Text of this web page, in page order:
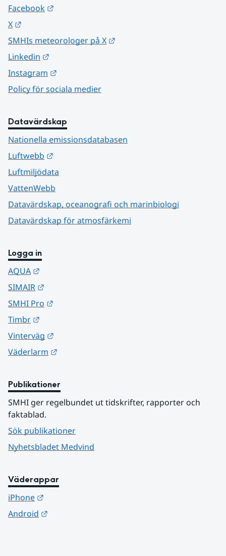
Facebook
X
SMHIs meteorologer på X
Linkedin
Instagram
Policy för sociala medier
Datavärdskap
Nationella emissionsdatabasen
Luftwebb
Luftmiljödata
VattenWebb
Datavärdskap, oceanografi och marinbiologi
Datavärdskap för atmosfärkemi
Logga in
AQUA
SIMAIR
SMHI Pro
Timbr
Vinterväg
Väderlarm
Publikationer
SMHI ger regelbundet ut tidskrifter, rapporter och
faktablad.
Sök publikationer
Nyhetsbladet Medvind
Väderappar
iPhone
Android